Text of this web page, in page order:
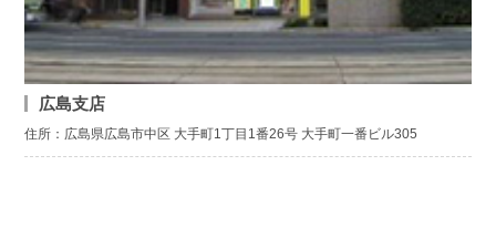
広島支店
住所：広島県広島市中区 大手町1丁目1番26号 大手町一番ビル305